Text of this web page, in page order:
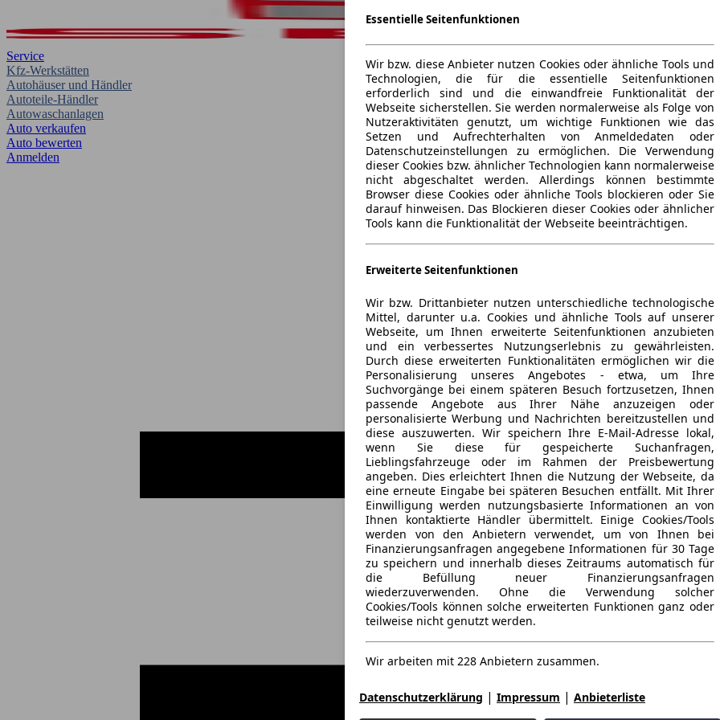
Service
Kfz-Werkstätten
Autohäuser und Händler
Autoteile-Händler
Autowaschanlagen
Auto verkaufen
Auto bewerten
Anmelden
Essentielle Seitenfunktionen
Wir bzw. diese Anbieter nutzen Cookies oder ähnliche Tools und
Technologien, die für die essentielle Seitenfunktionen
erforderlich sind und die einwandfreie Funktionalität der
Webseite sicherstellen. Sie werden normalerweise als Folge von
Nutzeraktivitäten genutzt, um wichtige Funktionen wie das
Setzen und Aufrechterhalten von Anmeldedaten oder
Datenschutzeinstellungen zu ermöglichen. Die Verwendung
dieser Cookies bzw. ähnlicher Technologien kann normalerweise
nicht abgeschaltet werden. Allerdings können bestimmte
Browser diese Cookies oder ähnliche Tools blockieren oder Sie
darauf hinweisen. Das Blockieren dieser Cookies oder ähnlicher
Tools kann die Funktionalität der Webseite beeinträchtigen.
Erweiterte Seitenfunktionen
Wir bzw. Drittanbieter nutzen unterschiedliche technologische
Mittel, darunter u.a. Cookies und ähnliche Tools auf unserer
Webseite, um Ihnen erweiterte Seitenfunktionen anzubieten
und ein verbessertes Nutzungserlebnis zu gewährleisten.
Durch diese erweiterten Funktionalitäten ermöglichen wir die
Personalisierung unseres Angebotes - etwa, um Ihre
Suchvorgänge bei einem späteren Besuch fortzusetzen, Ihnen
passende Angebote aus Ihrer Nähe anzuzeigen oder
personalisierte Werbung und Nachrichten bereitzustellen und
diese auszuwerten. Wir speichern Ihre E-Mail-Adresse lokal,
wenn Sie diese für gespeicherte Suchanfragen,
Lieblingsfahrzeuge oder im Rahmen der Preisbewertung
angeben. Dies erleichtert Ihnen die Nutzung der Webseite, da
eine erneute Eingabe bei späteren Besuchen entfällt. Mit Ihrer
Einwilligung werden nutzungsbasierte Informationen an von
Ihnen kontaktierte Händler übermittelt. Einige Cookies/Tools
werden von den Anbietern verwendet, um von Ihnen bei
Finanzierungsanfragen angegebene Informationen für 30 Tage
zu speichern und innerhalb dieses Zeitraums automatisch für
die Befüllung neuer Finanzierungsanfragen
wiederzuverwenden. Ohne die Verwendung solcher
Cookies/Tools können solche erweiterten Funktionen ganz oder
teilweise nicht genutzt werden.
Wir arbeiten mit 228 Anbietern zusammen.
Datenschutzerklärung | Impressum | Anbieterliste